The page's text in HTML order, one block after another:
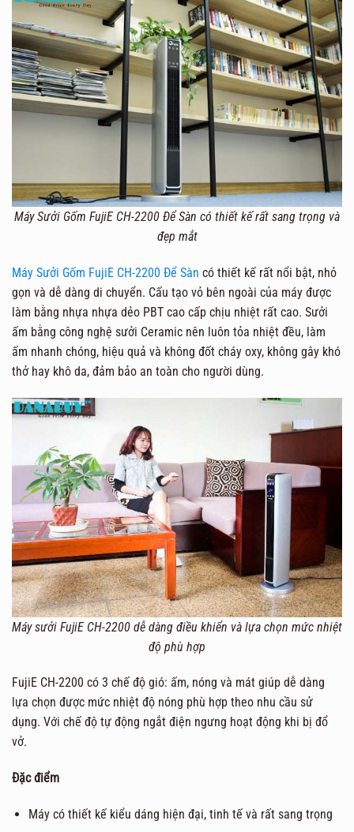
Máy Sưởi Gốm FujiE CH-2200 Để Sàn có thiết kế rất sang trọng và
đẹp mắt
Máy Sưởi Gốm FujiE CH-2200 Để Sàn có thiết kế rất nổi bật, nhỏ
gọn và dễ dàng di chuyển. Cấu tạo vỏ bên ngoài của máy được
làm bằng nhựa nhựa dẻo PBT cao cấp chịu nhiệt rất cao. Sưởi
ấm bằng công nghệ sưởi Ceramic nên luôn tỏa nhiệt đều, làm
ấm nhanh chóng, hiệu quả và không đốt cháy oxy, không gây khó
thở hay khô da, đảm bảo an toàn cho người dùng.
Máy sưởi FujiE CH-2200 dễ dàng điều khiển và lựa chọn mức nhiệt
độ phù hợp
FujiE CH-2200 có 3 chế độ gió: ấm, nóng và mát giúp dễ dàng
lựa chọn được mức nhiệt độ nóng phù hợp theo nhu cầu sử
dụng. Với chế độ tự động ngắt điện ngưng hoạt động khi bị đổ
vở.
Đặc điểm
Máy có thiết kế kiểu dáng hiện đại, tinh tế và rất sang trọng